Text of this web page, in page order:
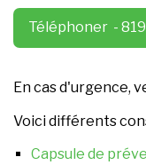
Téléphoner -
En cas d'urgence,
Voici différents
Capsule de